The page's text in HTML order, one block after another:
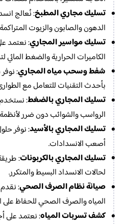
تسليك مجاري المطبخ: نُعالج
الدهون والصابون والزيوت
تسليك مواسير المجاري: نعتمد
الكاميرات الحرارية والضغط المائي
شفط وسحب مياه المجاري:
بأحدث التقنيات للتعامل مع
تسليك المجاري بالضغط:
الرواسب والشوائب دون ضرر
تسليك المجاري بالأسيد: نوفر
أصعب الانسدادات.
تسليك المجاري بالكربونات:
لحالات الانسداد البسيط والمتكرر.
صيانة نظام الصرف الصحي:
المياه والصرف الصحي للحفاظ على
كشف تسربات المياه: نعتمد على